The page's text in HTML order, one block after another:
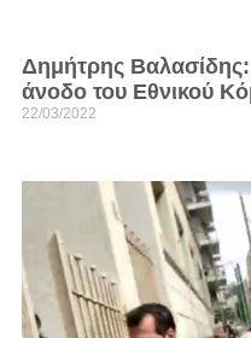
Δημήτρης
άνοδο του Εθνικού
22/03/2022